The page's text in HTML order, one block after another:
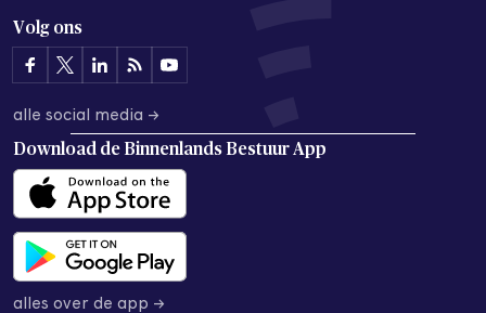
Volg ons
alle social media →
Download de Binnenlands Bestuur App
alles over de app →